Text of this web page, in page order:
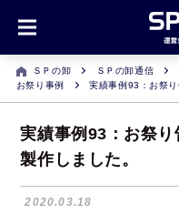
ＳＰの卸 ＳＰの卸通信
お祭り事例
実績事例93：お祭り
実績事例93：お祭
製作しました。
2020.03.18